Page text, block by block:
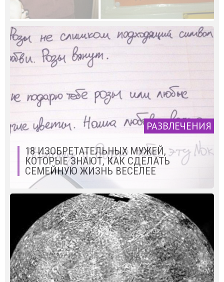
РАЗВЛЕЧЕНИЯ
18 ИЗОБРЕТАТЕЛЬНЫХ МУЖЕЙ,
КОТОРЫЕ ЗНАЮТ, КАК СДЕЛАТЬ
СЕМЕЙНУЮ ЖИЗНЬ ВЕСЕЛЕЕ